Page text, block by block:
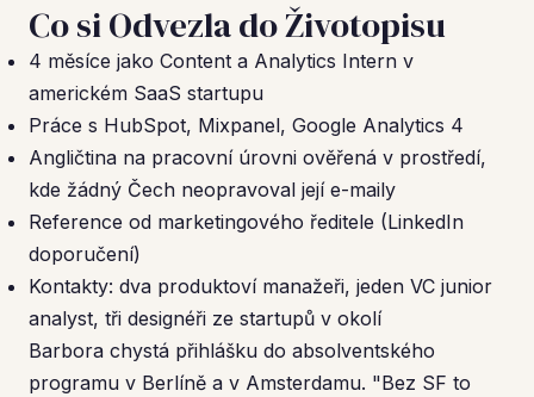
Co si Odvezla do Životopisu
4 měsíce jako Content a Analytics Intern v
americkém SaaS startupu
Práce s HubSpot, Mixpanel, Google Analytics 4
Angličtina na pracovní úrovni ověřená v prostředí,
kde žádný Čech neopravoval její e-maily
Reference od marketingového ředitele (LinkedIn
doporučení)
Kontakty: dva produktoví manažeři, jeden VC junior
analyst, tři designéři ze startupů v okolí
Barbora chystá přihlášku do absolventského
programu v Berlíně a v Amsterdamu. "Bez SF to